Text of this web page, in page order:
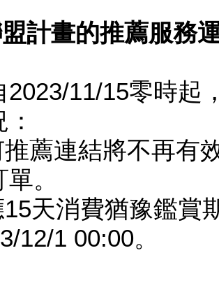
盟計畫的推薦服務
2023/11/15零時起
薦連結將不再有
。
天消費猶豫鑑賞
12/1 00:00。